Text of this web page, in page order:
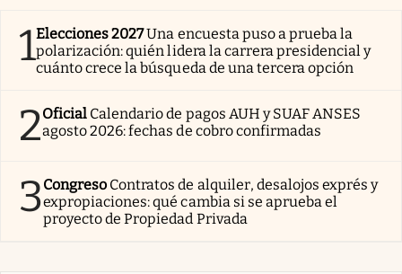
1Elecciones 2027Una encuesta puso a prueba la
polarización: quién lidera la carrera presidencial y
cuánto crece la búsqueda de una tercera opción
2Oficial Calendario de pagos AUH y SUAF ANSES
agosto 2026: fechas de cobro confirmadas
3Congreso Contratos de alquiler, desalojos exprés y
expropiaciones: qué cambia si se aprueba el
proyecto de Propiedad Privada